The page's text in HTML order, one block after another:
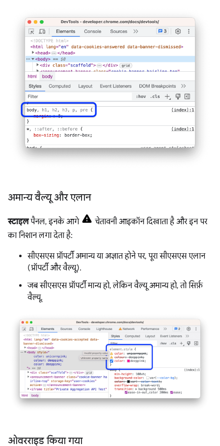
अमान्य वैल्यू और एलान
स्टाइलपैनल, इनके आगे
चेतावनी आइकॉन दिखाता है और इन पर
का निशान लगा देता है:
सीएसएस प्रॉपर्टी अमान्य या अज्ञात होने पर, पूरा सीएसएस एलान
(प्रॉपर्टी और वैल्यू).
जब सीएसएस प्रॉपर्टी मान्य हो, लेकिन वैल्यू अमान्य हो, तो सिर्फ़
वैल्यू.
ओवरराइड किया गया